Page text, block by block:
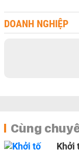
DOANH NGHIỆP
Cùng
Khởi